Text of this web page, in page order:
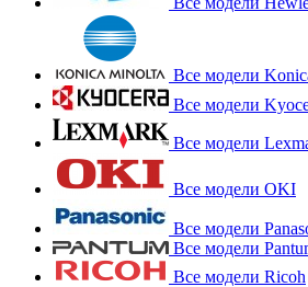
Все модели
Все модели
Все модели
Все модели OKI
Все модели
Все модели
Все модели Ricoh